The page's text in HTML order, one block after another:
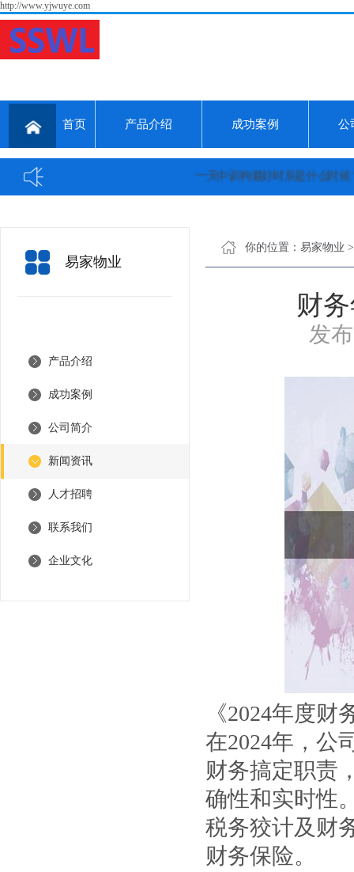
http://www.yjwuye.com
首页 产品介绍 成功案例 公
一天中训狗最好时辰是什么时候？...
易家物业
产品介绍
成功案例
公司简介
新闻资讯
人才招聘
联系我们
企业文化
你的位置： 易家物业
财
发
《2024年度
在2024年，公
财务搞定职责
确性和实时性
税务狡计及财
财务保险。